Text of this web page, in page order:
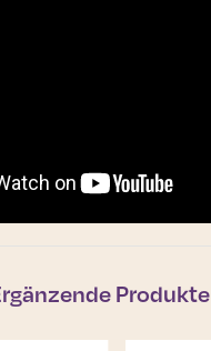
Produkte